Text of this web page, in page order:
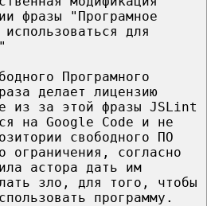
фразы "Програмное
для
Програмного
делает лицензию
из за этой фразы JSLint
на Google Code и не
свободного ПО
ограничения, согласно
астора дать им
зло, для того, чтобы
программу.